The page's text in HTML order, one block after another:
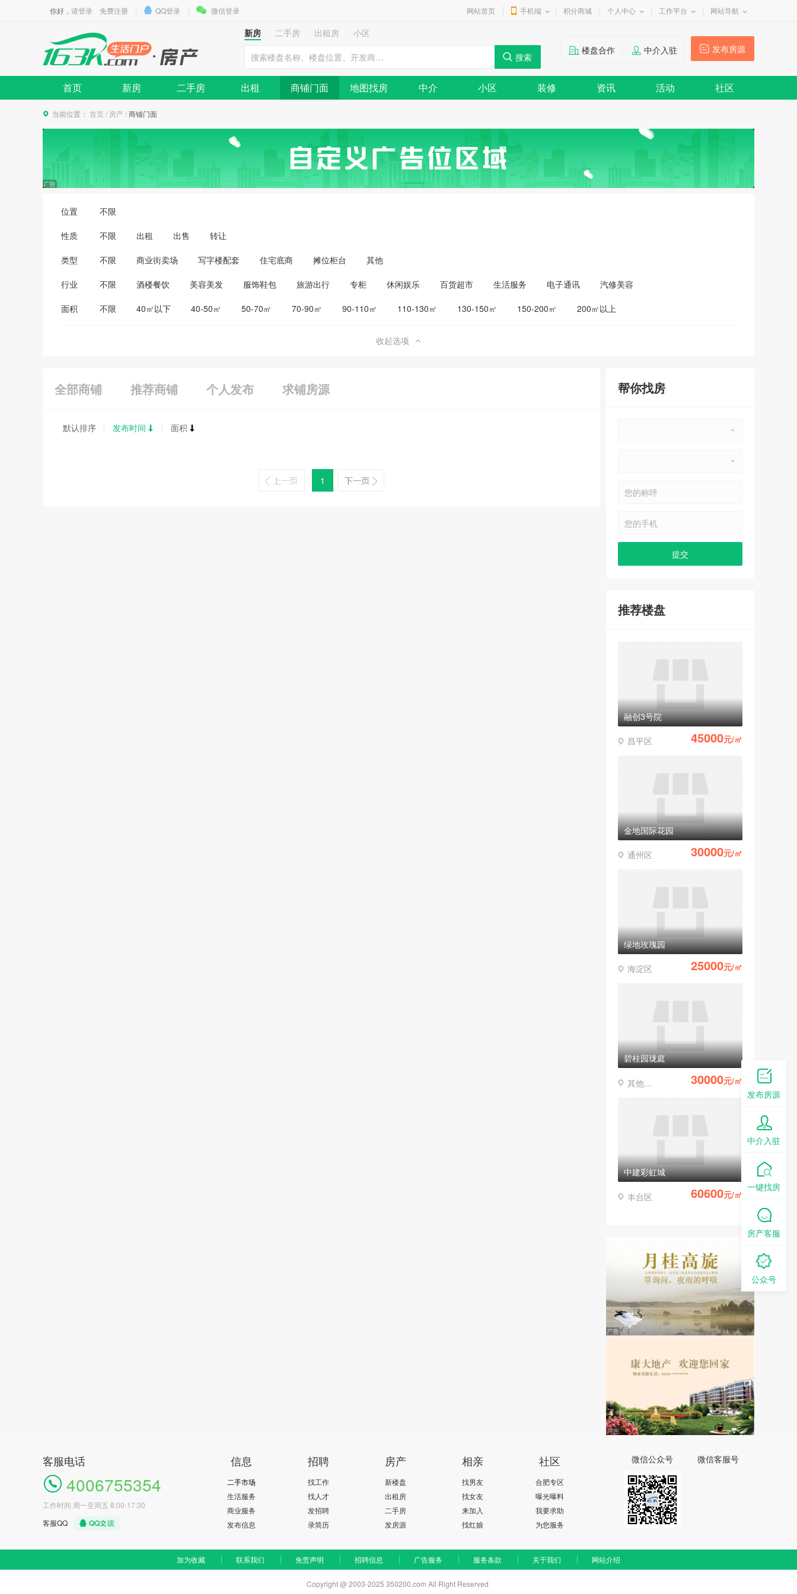
你好， 请登录 免费注册 QQ登录 微信登录 网站首页 手机端 积分商城 个人中心 工作平台 网站导航
新房 二手房 出租房
小区
发布房源
楼盘合作 中介入驻
首页 新房 二手房 出租 商铺门面 地图找房 中介 小区 装修 资讯 活动 社区
当前位置： 首页 / 房产/商铺门面
位置 不限
性质 不限 出租 出售 转让
类型 不限 商业街卖场 写字楼配套 住宅底商 摊位柜台 其他
行业 不限 酒楼餐饮 美容美发 服饰鞋包 旅游出行 专柜 休闲娱乐 百货超市 生活服务 电子通讯
汽修美容
医药保健
家居建材
面积 不限 40㎡以下 40-50㎡ 50-70㎡ 70-90㎡ 90-110㎡ 110-130㎡ 130-150㎡ 150-200㎡ 200㎡以上
收起选项
全部商铺 推荐商铺 个人发布 求铺房源
默认排序 发布时间 面积
1
帮你找房
推荐楼盘
融创3号院
昌平区 45000元/㎡
金地国际花园
通州区 30000元/㎡
绿地玫瑰园
海淀区 25000元/㎡
碧桂园珑庭
其他区县 30000元/㎡
中建彩虹城
丰台区 60600元/㎡
客服电话
4006755354
工作时间 周一至周五 8:00-17:30
客服QQ
信息
二手市场
生活服务
商业服务
发布信息
招聘
找工作
找人才
发招聘
录简历
房产
新楼盘
出租房
二手房
发房源
相亲
找男友
找女友
来加入
找红娘
社区
合肥专区
曝光曝料
我要求助
为您服务
微信公众号 微信客服号
加为收藏 联系我们 免责声明 招聘信息 广告服务 服务条款 关于我们 网站介绍
Copyright @ 2003-2025 350200.com All Right Reserved
发布房源
中介入驻
一键找房
房产客服
公众号